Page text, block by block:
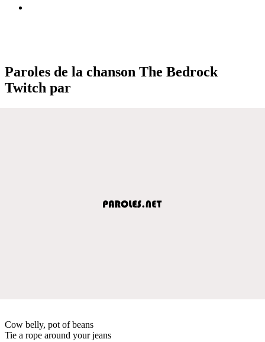
Paroles de la chanson The Bedrock
Twitch par
Cow belly, pot of beans
Tie a rope around your jeans